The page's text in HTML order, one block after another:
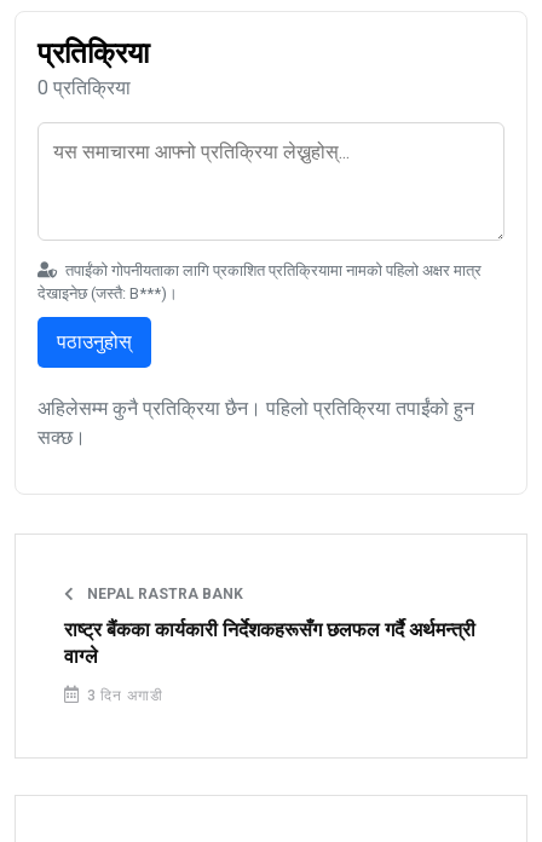
प्रतिक्रिया
0 प्रतिक्रिया
तपाईंको गोपनीयताका लागि प्रकाशित प्रतिक्रियामा नामको पहिलो अक्षर मात्र
देखाइनेछ (जस्तै: B***)।
पठाउनुहोस्
अहिलेसम्म कुनै प्रतिक्रिया छैन। पहिलो प्रतिक्रिया तपाईंको हुन
सक्छ।
NEPAL RASTRA BANK
राष्ट्र बैंकका कार्यकारी निर्देशकहरूसँग छलफल गर्दै अर्थमन्त्री
वाग्ले
3 दिन अगाडी